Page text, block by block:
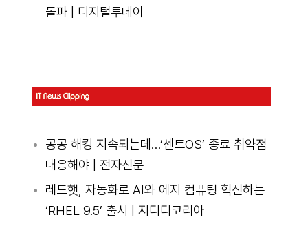
돌파 | 디지털투데이
공공 해킹 지속되는데…’센트OS’ 종료 취약점
대응해야 | 전자신문
레드햇, 자동화로 AI와 에지 컴퓨팅 혁신하는
‘RHEL 9.5’ 출시 | 지티티코리아